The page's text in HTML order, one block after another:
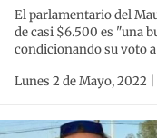
El parlamentario del
de casi $6.500 es "una
condicionando su voto
Lunes 2 de Mayo, 2022 |